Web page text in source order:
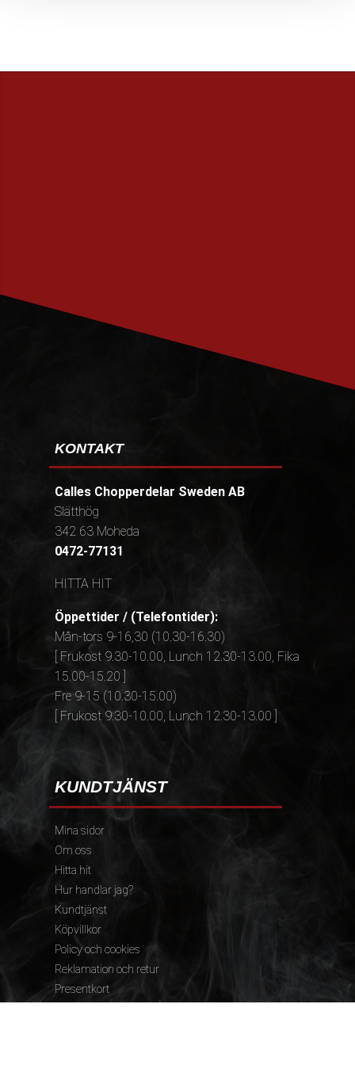
KONTAKT
Calles Chopperdelar Sweden AB
Slätthög
342 63 Moheda
0472-77131
HITTA HIT
Öppettider / (Telefontider):
Mån-tors 9-16,30 (10.30-16.30)
[ Frukost 9.30-10.00, Lunch 12.30-13.00, Fika
15.00-15.20 ]
Fre 9-15 (10.30-15.00)
[ Frukost 9.30-10.00, Lunch 12.30-13.00 ]
KUNDTJÄNST
Mina sidor
Om oss
Hitta hit
Hur handlar jag?
Kundtjänst
Köpvillkor
Policy och cookies
Reklamation och retur
Presentkort